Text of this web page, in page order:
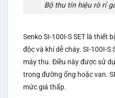
Bộ thu tín hiệu rò rỉ
Senko SI-100I-S SET là thiết
độc và khí dễ cháy. SI-100I-S
máy thu. Điều này được sử
trong đường ống hoặc van.
mức giá thấp.